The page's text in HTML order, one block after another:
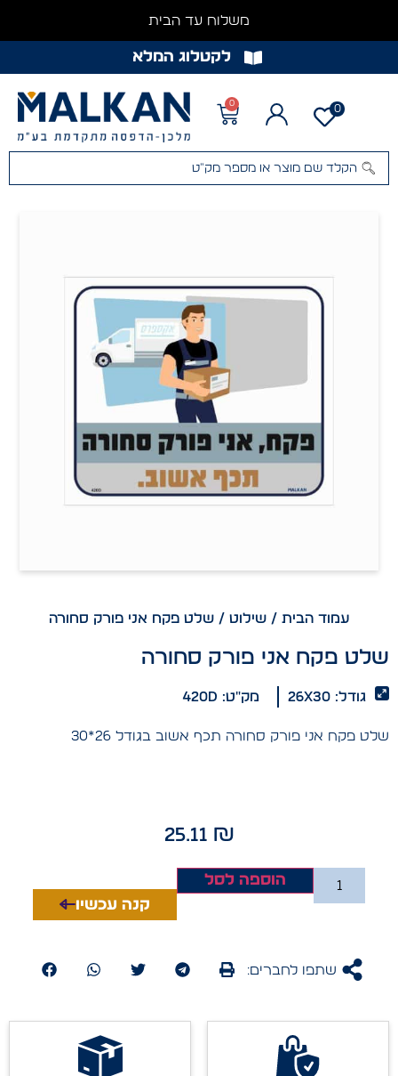
משלוח עד הבית
לקטלוג המלא
0
0
עמוד הבית/ שילוט/ שלט פקח אני פורק סחורה
שלט פקח אני פורק סחורה
גודל: 26x30 מק"ט: 420D
שלט פקח אני פורק סחורה תכף אשוב בגודל 26*30
25.11₪
הוספה לסל
קנה עכשיו
שתפו לחברים: